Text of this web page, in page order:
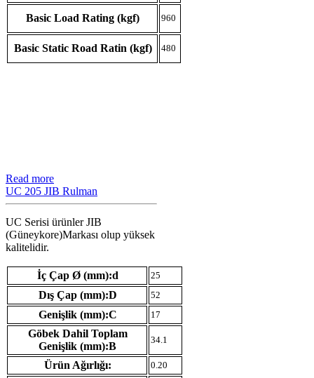
Basic Load Rating (kgf) 960
Basic Static Road Ratin (kgf) 480
Read more
UC 205 JIB Rulman
UC Serisi ürünler JIB
(Güneykore)Markası olup yüksek
kalitelidir.
İç Çap Ø (mm):d 25
Dış Çap (mm):D 52
Genişlik (mm):C 17
Göbek Dahil Toplam
Genişlik (mm):B
34.1
Ürün Ağırlığı: 0.20